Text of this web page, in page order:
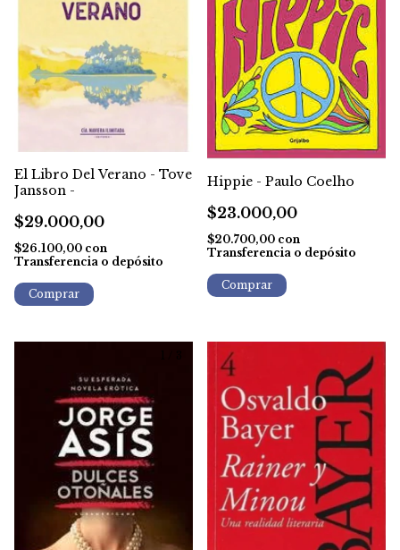
El Libro Del Verano - Tove
Jansson -
$29.000,00
$26.100,00 con
Transferencia o depósito
Hippie - Paulo Coelho
$23.000,00
$20.700,00 con
Transferencia o depósito